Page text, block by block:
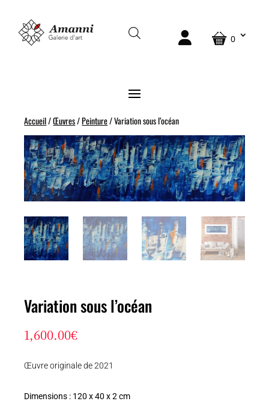
0
Accueil/Œuvres/Peinture/ Variation sous l’océan
Variation sous l’océan
1,600.00€
Œuvre originale de 2021
Dimensions : 120 x 40 x 2 cm